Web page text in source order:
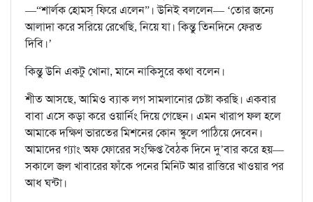
—“শার্লক হোমস্ ফিরে এলেন”। উনিই বললেন— ‘তোর জন্যে
আলাদা করে সরিয়ে রেখেছি, নিয়ে যা। কিন্তু তিনদিনে ফেরত
দিবি।’
কিন্তু উনি একটু খোনা, মানে নাকিসুরে কথা বলেন।
শীত আসছে, আমিও ব্যাক লগ সামলানোর চেষ্টা করছি। একবার
বাবা এসে কড়া করে ওয়ার্নিং দিয়ে গেছেন। এমন খারাপ ফল হলে
আমাকে দক্ষিণ ভারতের মিশনের কোন স্কুলে পাঠিয়ে দেবেন।
আমাদের গ্যাং অফ ফোরের সংক্ষিপ্ত বৈঠক দিনে দু’বার করে হয়—
সকালে জল খাবারের ফাঁকে পনের মিনিট আর রাত্তিরে খাওয়ার পর
আধ ঘন্টা।